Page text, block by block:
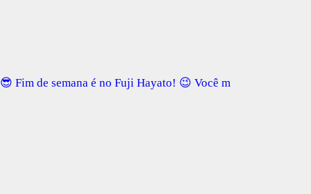
😎 Fim de semana é no Fuji Hayato! 😉 Você m